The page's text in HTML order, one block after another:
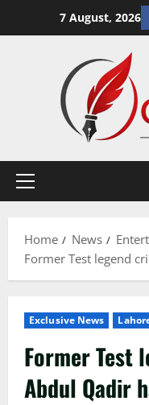
7 August, 2026
Primary
Home News
Former Test legend
Exclusive News
Former Test
Abdul Qadir